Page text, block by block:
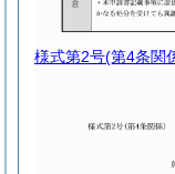
様式第2号(第4条関